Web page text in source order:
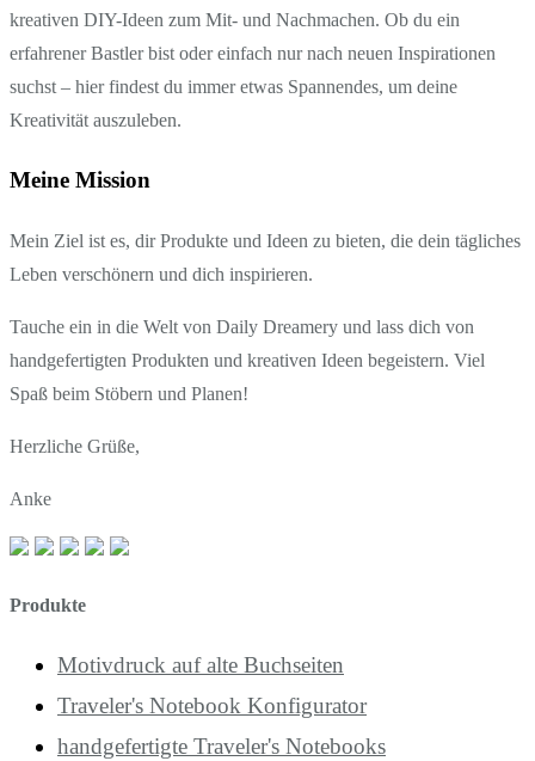
kreativen DIY-Ideen zum Mit- und Nachmachen. Ob du ein
erfahrener Bastler bist oder einfach nur nach neuen Inspirationen
suchst – hier findest du immer etwas Spannendes, um deine
Kreativität auszuleben.
Meine Mission
Mein Ziel ist es, dir Produkte und Ideen zu bieten, die dein tägliches
Leben verschönern und dich inspirieren.
Tauche ein in die Welt von Daily Dreamery und lass dich von
handgefertigten Produkten und kreativen Ideen begeistern. Viel
Spaß beim Stöbern und Planen!
Herzliche Grüße,
Anke
Produkte
Motivdruck auf alte Buchseiten
Traveler's Notebook Konfigurator
handgefertigte Traveler's Notebooks